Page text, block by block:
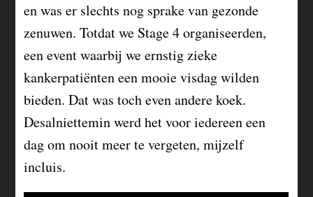
en was er slechts nog sprake van gezonde
zenuwen. Totdat we Stage 4 organiseerden,
een event waarbij we ernstig zieke
kankerpatiënten een mooie visdag wilden
bieden. Dat was toch even andere koek.
Desalniettemin werd het voor iedereen een
dag om nooit meer te vergeten, mijzelf
incluis.